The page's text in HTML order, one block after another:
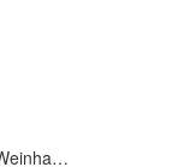
GmbH,